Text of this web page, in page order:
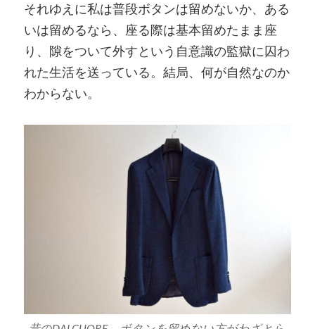
それゆえに私は普段ボタンは留めないか、ある
いは留めるなら、座る際は基本留めたまま座
り、隙をついて外すという自意識の監獄に囚わ
れた生活を送っている。結局、何が自然なのか
わからない。